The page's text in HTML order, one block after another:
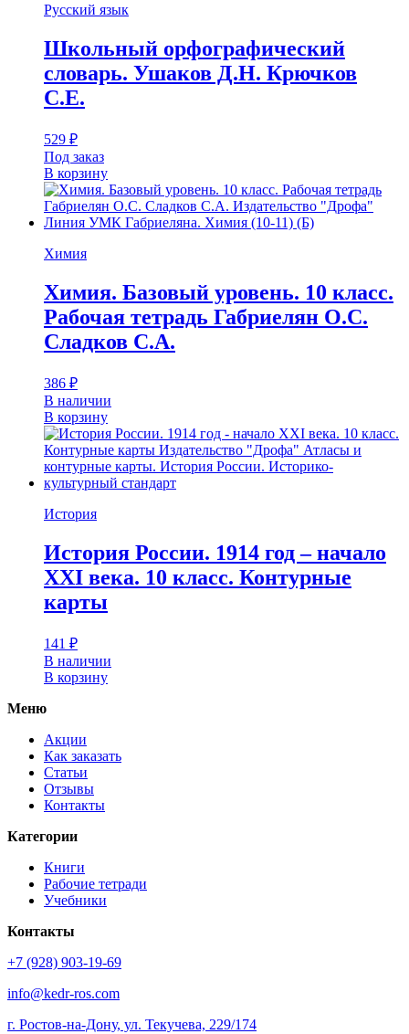
Русский язык
Школьный орфографический
словарь. Ушаков Д.Н. Крючков
С.Е.
529 ₽
Под заказ
В корзину
Химия
Химия. Базовый уровень. 10 класс.
Рабочая тетрадь Габриелян О.С.
Сладков С.А.
386 ₽
В наличии
В корзину
История
История России. 1914 год – начало
XXI века. 10 класс. Контурные
карты
141 ₽
В наличии
В корзину
Меню
Акции
Как заказать
Статьи
Отзывы
Контакты
Категории
Книги
Рабочие тетради
Учебники
Контакты
+7 (928) 903-19-69
info@kedr-ros.com
г. Ростов-на-Дону, ул. Текучева, 229/174